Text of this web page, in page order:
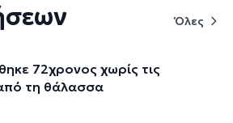
Όλες
72χρονος χωρίς τις
τη θάλασσα